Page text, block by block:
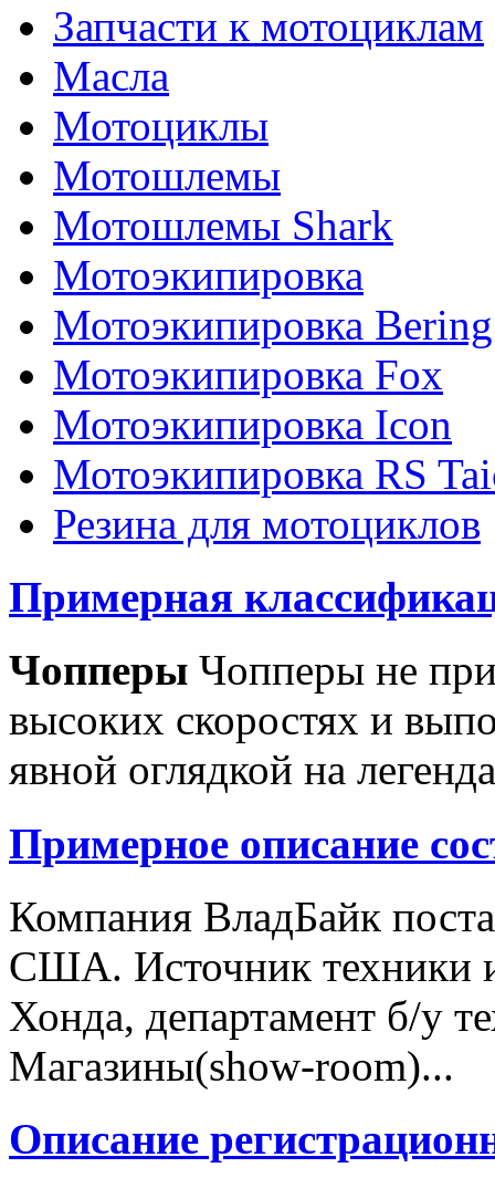
Запчасти к мотоциклам
Масла
Мотоциклы
Мотошлемы
Мотошлемы Shark
Мотоэкипировка
Мотоэкипировка Bering
Мотоэкипировка Fox
Мотоэкипировка Icon
Мотоэкипировка RS
Резина для мотоциклов
Примерная
Чопперы Чопперы не
высоких скоростях и
явной оглядкой на
Примерное описание
Компания ВладБайк
США. Источник техники
Хонда, департамент б/у
Магазины(show-room)...
Описание